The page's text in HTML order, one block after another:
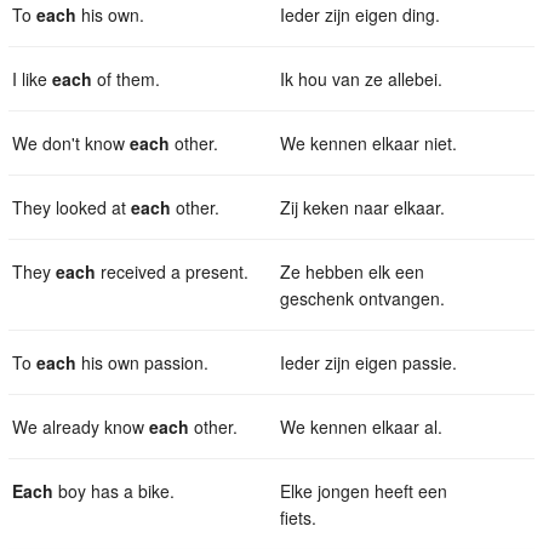
To each his own. Ieder zijn eigen ding.
I like each of them. Ik hou van ze allebei.
We don't know each other. We kennen elkaar niet.
They looked at each other. Zij keken naar elkaar.
They each received a present.
Ze hebben elk een
geschenk ontvangen.
To each his own passion. Ieder zijn eigen passie.
We already know each other. We kennen elkaar al.
Each boy has a bike.
Elke jongen heeft een
fiets.